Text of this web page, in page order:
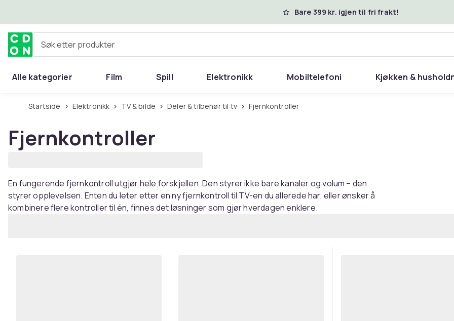
Bare 399 kr. igjen til fri frakt!
Søk etter produkter
Alle kategorier Film Spill Elektronikk Mobiltelefoni Kjøkken &
Startside Elektronikk TV & bilde Deler & tilbehør til tv Fjernkontroller
Fjernkontroller
En fungerende fjernkontroll utgjør hele forskjellen. Den styrer ikke bare kanaler og volum – den
styrer opplevelsen. Enten du leter etter en ny fjernkontroll til TV-en du allerede har, eller ønsker å
kombinere flere kontroller til én, finnes det løsninger som gjør hverdagen enklere.